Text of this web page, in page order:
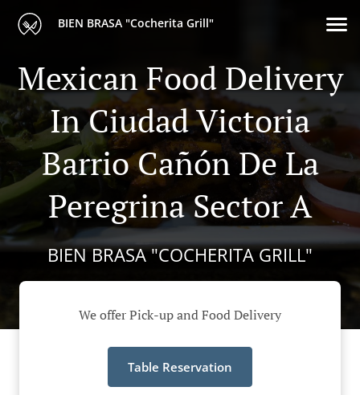
BIEN BRASA "Cocherita Grill"
Mexican Food Delivery
In Ciudad Victoria
Barrio Cañón De La
Peregrina Sector A
BIEN BRASA "COCHERITA GRILL"
We offer Pick-up and Food Delivery
Table Reservation